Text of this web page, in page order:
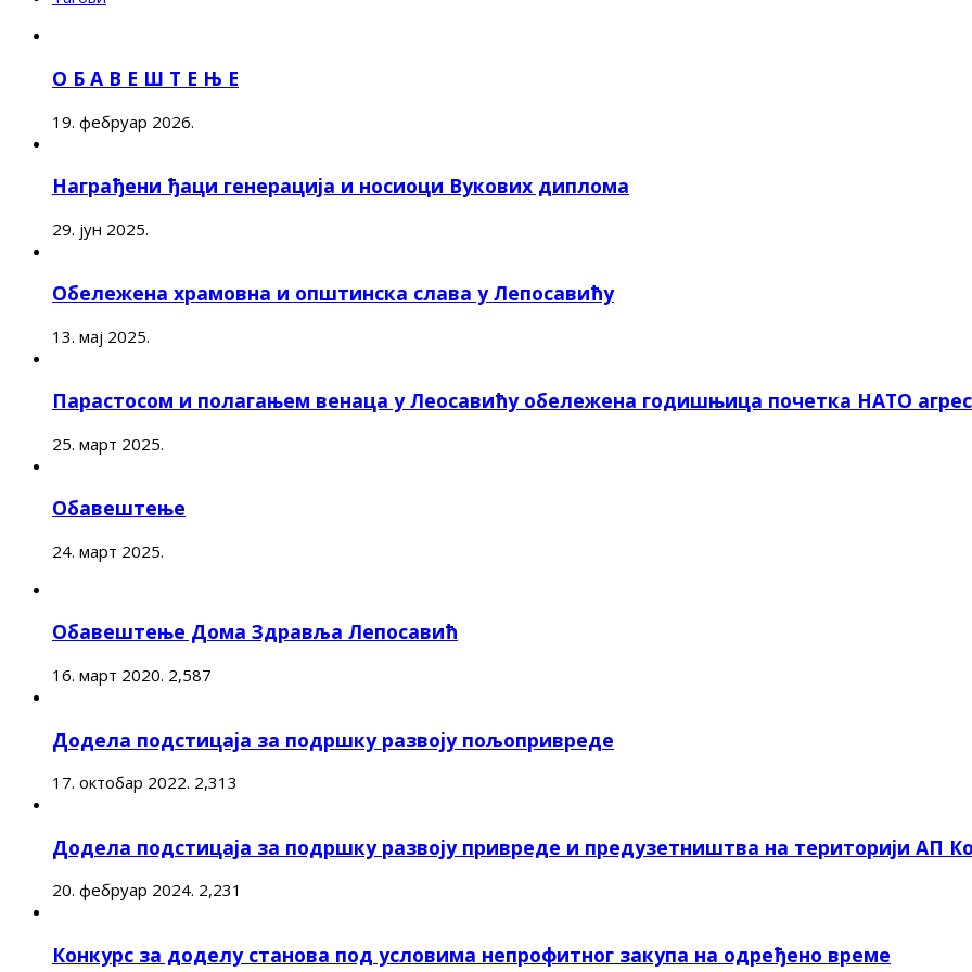
О Б А В Е Ш Т Е Њ Е
19. фебруар 2026.
Награђени ђаци генерација и носиоци Вукових диплома
29. јун 2025.
Обележена храмовна и општинска слава у Лепосавићу
13. мај 2025.
Парастосом и полагањем венаца у Леосавићу обележена годишњица почетка НАТО
25. март 2025.
Обавештење
24. март 2025.
Обавештење Дома Здравља Лепосавић
16. март 2020. 2,587
Додела подстицаја за подршку развоју пољопривреде
17. октобар 2022. 2,313
Додела подстицаја за подршку развоју привреде и предузетништва на територији АП
20. фебруар 2024. 2,231
Конкурс за доделу станова под условима непрофитног закупа на одређено време